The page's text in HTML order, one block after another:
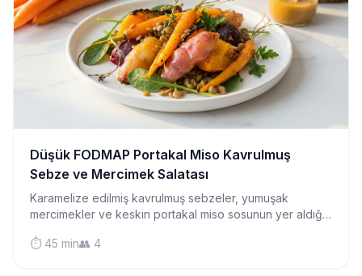
Düşük FODMAP Portakal Miso Kavrulmuş
Sebze ve Mercimek Salatası
Karamelize edilmiş kavrulmuş sebzeler, yumuşak
mercimekler ve keskin portakal miso sosunun yer aldığı,
⏱️ 45 min👥 4